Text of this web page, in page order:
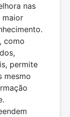
nas
maior
como
permite
mesmo